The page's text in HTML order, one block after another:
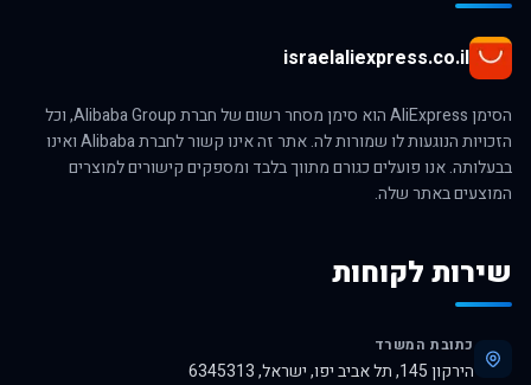
israelaliexpress.co.il
הסימן AliExpress הוא סימן מסחר רשום של חברת Alibaba Group, וכל
הזכויות הנוגעות לו שמורות לה. אתר זה אינו קשור לחברת Alibaba ואינו
בבעלותה. אנו פועלים כגורם מתווך בלבד ומספקים קישורים למוצרים
המוצעים באתר שלה.
שירות לקוחות
כתובת המשרד
הירקון 145, תל אביב יפו, ישראל, 6345313